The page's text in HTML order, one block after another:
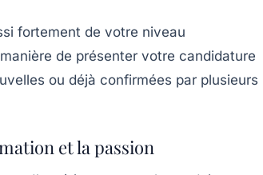
fortement de votre niveau
de présenter votre candidature
ou déjà confirmées par plusieurs
et la passion